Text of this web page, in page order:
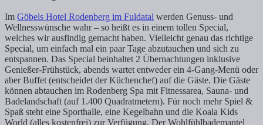
Im Göbels Hotel Rodenberg im Fuldatal werden Genuss- und
Wellnesswünsche wahr – so heißt es in einem tollen Special,
welches wir ausfindig gemacht haben. Vielleicht genau das richtige
Special, um einfach mal ein paar Tage abzutauchen und sich zu
entspannen. Das Special beinhaltet 2 Übernachtungen inklusive
Genießer-Frühstück, abends wartet entweder ein 4-Gang-Menü oder
aber Buffet (entscheidet der Küchenchef) auf die Gäste. Die Gäste
können abtauchen im Rodenberg Spa mit Fitnessarea, Sauna- und
Badelandschaft (auf 1.400 Quadratmetern). Für noch mehr Spiel &
Spaß steht eine Sporthalle, eine Kegelbahn und die Koala Kids
World (alles kostenfrei) zur Verfügung. Der Wohlfühlbademantel